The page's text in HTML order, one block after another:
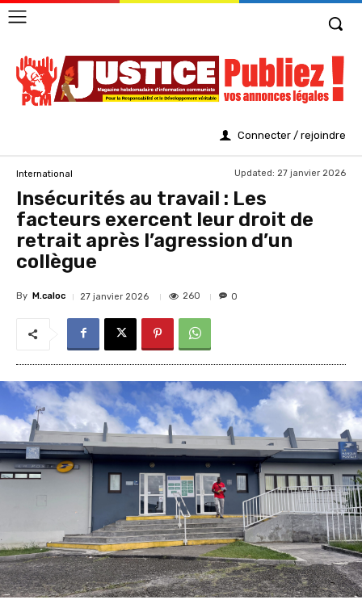
Connecter / rejoindre
International Updated: 27 janvier 2026
Insécurités au travail : Les
facteurs exercent leur droit de
retrait après l’agression d’un
collègue
By M.caloc 27 janvier 2026 260 0